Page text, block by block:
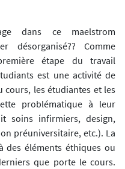
dans ce maelstrom
désorganisé?? Comme
étape du travail
est une activité de
cours, les étudiantes et les
problématique à leur
soins infirmiers, design,
préuniversitaire, etc.). La
des éléments éthiques ou
que porte le cours.